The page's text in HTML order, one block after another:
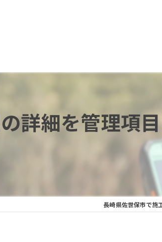
詳細を管理項
長崎県佐世保市で施